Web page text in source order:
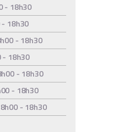
- 18h30
18h30
- 18h30
- 18h30
- 18h30
- 18h30
8h00 - 18h30